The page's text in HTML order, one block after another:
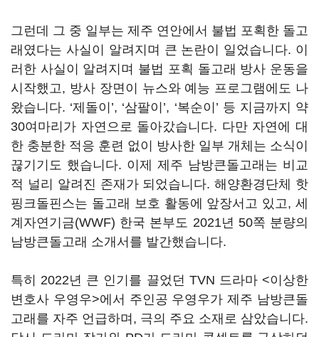
그런데 그 중 일부는 제주 연안에서 불법 포획한 돌고
래였다는 사실이 알려지며 큰 논란이 일었습니다. 이
러한 사실이 알려지며 불법 포획 돌고래 방사 운동을
시작했고, 방사 장면이 뉴스와 예능 프로그램에도 나
왔습니다. ‘제돌이’, ‘삼팔이’, ‘복순이’ 등 지금까지 약
30여마리가 자연으로 돌아갔습니다. 다만 자연에 대
한 충분한 적응 훈련 없이 방사한 일부 개체는 소식이
끊기기도 했습니다. 이제 제주 남방큰돌고래는 비교
적 널리 알려진 존재가 되었습니다. 해양환경단체 핫
핑크돌핀스는 돌고래 보호 활동에 앞장서고 있고, 세
계자연기금(WWF) 한국 본부도 2021년 50쪽 분량의
남방큰돌고래 소개서를 발간했습니다.
특히 2022년 큰 인기를 끌었던 TVN 드라마 <이상한
변호사 우영우>에서 주인공 우영우가 제주 남방큰돌
고래를 자주 언급하며, 극의 주요 소재로 삼았습니다.